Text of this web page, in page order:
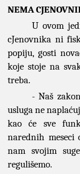
NEMA
U ovom
cJenovnika ni
popiju, gosti
koje stoje na
treba.
- Naš
usluga ne
kao će sve
narednih meseci
nam svojim
regulišemo.